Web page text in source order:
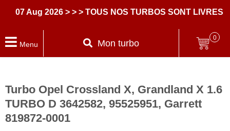
Aug 2026 > > > TOUS NOS TURBOS SONT LIVRES
Menu Mon turbo
0
Turbo Opel Crossland X, Grandland X 1.6
TURBO D 3642582, 95525951, Garrett
819872-0001